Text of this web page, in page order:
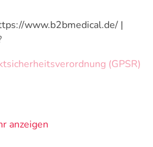
www.b2bmedical.de/ |
(GPSR)
anzeigen